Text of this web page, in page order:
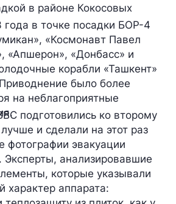
в районе Кокосовых
года в точке посадки БОР-4
«Космонавт Павел
«Апшерон», «Донбасс» и
корабли «Ташкент»
было более
на неблагоприятные
подготовились ко второму
лучше и сделали на этот раз
фотографии эвакуации
Эксперты, анализировавшие
которые указывали
характер аппарата: